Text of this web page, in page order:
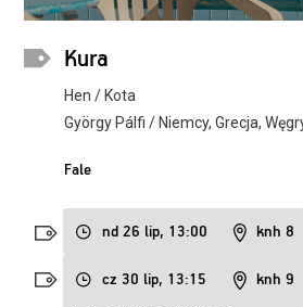
Kura
Hen / Kota
György Pálfi / Niemcy, Grecja,
Fale
nd 26 lip, 13:00 knh 8
cz 30 lip, 13:15 knh 9